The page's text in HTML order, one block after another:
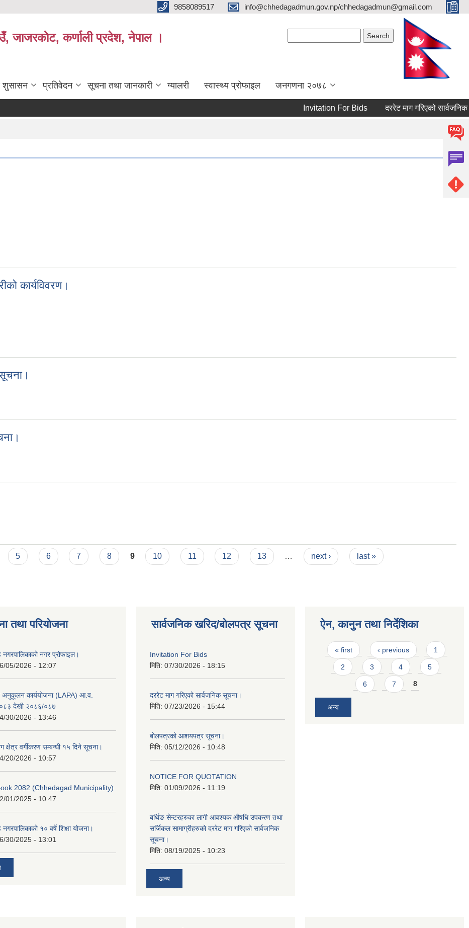
9858089517 info@chhedagadmun.gov.np/chhedagadmun@gmail.com
जाजरकाेट, कर्णाली प्रदेश, नेपाल ।
शुसासन प्रतिवेदन सूचना तथा जानकारी ग्यालरी स्वास्थ्य प्रोफाइल जनगणना २०७८
Invitation For Bids दररेट माग गरिएको सार्वजनिक
कार्यविवरण।
5 6 7 8 9 10 11 12 13 … next › last »
तथा परियोजना
नगरपालिकाको नगर प्रोफाइल।
05/2026 - 12:07
अनुकूलन कार्ययोजना (LAPA) आ.व.
देखी २०८६/०८७
30/2026 - 13:46
क्षेत्र वर्गीकरण सम्बन्धी १५ दिने सूचना।
20/2026 - 10:57
2082 (Chhedagad Municipality)
01/2025 - 10:47
१० वर्षे शिक्षा योजना।
30/2025 - 13:01
सार्वजनिक खरिद/बोलपत्र सूचना
Invitation For Bids
मिति: 07/30/2026 - 18:15
दररेट माग गरिएको सार्वजनिक सूचना।
मिति: 07/23/2026 - 15:44
बोलपत्रको आशयपत्र सूचना।
मिति: 05/12/2026 - 10:48
NOTICE FOR QUOTATION
मिति: 01/09/2026 - 11:19
बर्थिङ सेन्टरहरुका लागी आवश्यक औषधि उपकरण तथा
सर्जिकल सामाग्रीहरुको दररेट माग गरिएको सार्वजनिक
सूचना।
मिति: 08/19/2025 - 10:23
अन्य
ऐन, कानुन तथा निर्देशिका
Pages
« first ‹ previous 1
2 3 4 5
6 7 8
अन्य